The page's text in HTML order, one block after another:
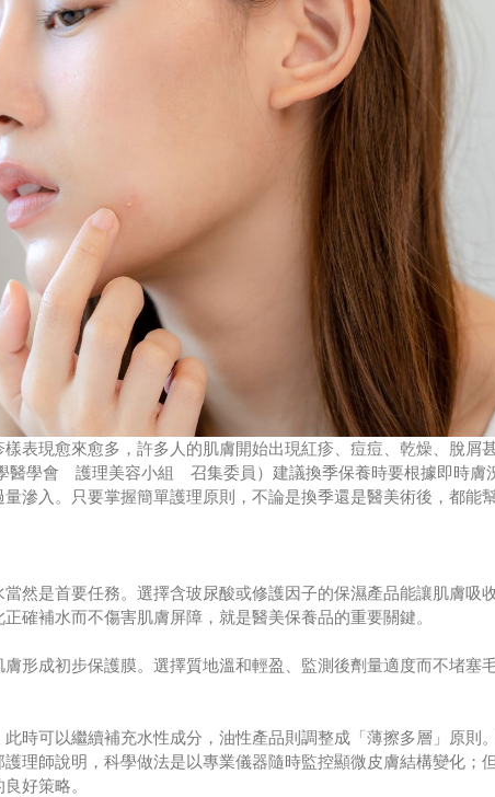
表現愈來愈多，許多人的肌膚開始出現紅疹、痘痘、乾燥、脫屑
醫學會 護理美容小組 召集委員）建議換季保養時要根據即時膚
滲入。只要掌握簡單護理原則，不論是換季還是醫美術後，都能
然是首要任務。選擇含玻尿酸或修護因子的保濕產品能讓肌膚吸
確補水而不傷害肌膚屏障，就是醫美保養品的重要關鍵。
形成初步保護膜。選擇質地溫和輕盈、監測後劑量適度而不堵塞
時可以繼續補充水性成分，油性產品則調整成「薄擦多層」原則
理師說明，科學做法是以專業儀器隨時監控顯微皮膚結構變化；
好策略。